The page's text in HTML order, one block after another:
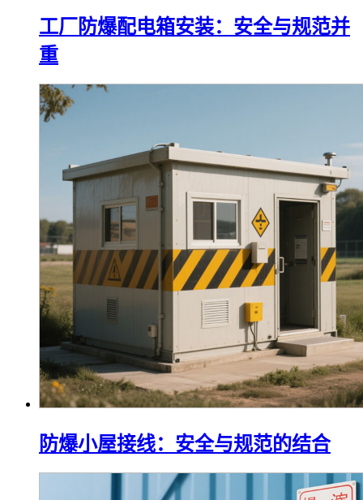
工厂防爆配电箱安装：安全与规范并
重
防爆小屋接线：安全与规范的结合